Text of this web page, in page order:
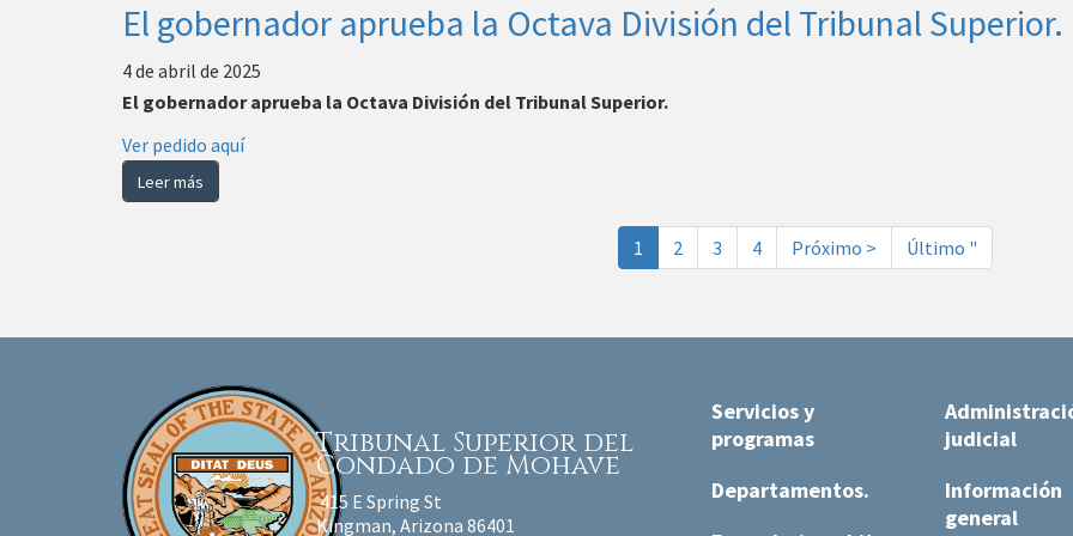
El gobernador aprueba la Octava División del Tribunal Superior.
4 de abril de 2025
El gobernador aprueba la Octava División del Tribunal Superior.
Ver pedido aquí
Leer más
Página
actual
1 Página
2 Página
3 Página
4
Página
siguiente
Próximo >
Última
página
Último "
Tribunal Superior del
Condado de Mohave
415 E Spring St
Kingman, Arizona 86401
Servicios y
programas
Departamentos.
judicial
Información
general